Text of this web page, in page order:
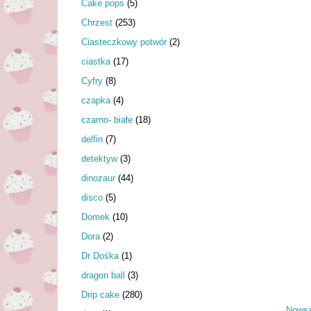
Cake pops (5)
Chrzest (253)
Ciasteczkowy potwór (2)
ciastka (17)
Cyfry (8)
czapka (4)
czarno- białe (18)
delfin (7)
detektyw (3)
dinozaur (44)
disco (5)
Domek (10)
Dora (2)
Dr Dośka (1)
dragon ball (3)
Drip cake (280)